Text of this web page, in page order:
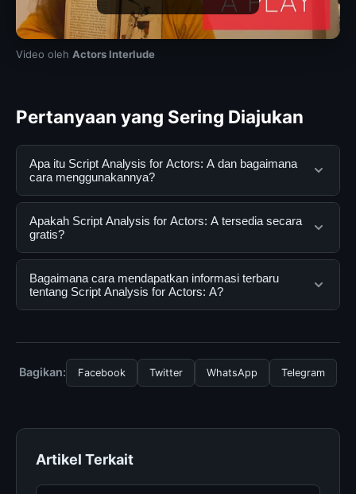
Video oleh Actors Interlude
Pertanyaan yang Sering Diajukan
Apa itu Script Analysis for Actors: A dan bagaimana
cara menggunakannya?
Script Analysis for Actors: A adalah layanan digital yang
dirancang untuk membantu pengguna mendapatkan
informasi lengkap dan terpercaya. Anda dapat
menggunakannya dengan mengunjungi situs resmi dan
mengikuti panduan yang tersedia.
Apakah Script Analysis for Actors: A tersedia secara
gratis?
Ya, Script Analysis for Actors: A dapat diakses secara
gratis oleh semua pengguna. Tidak ada biaya
tersembunyi atau langganan yang diperlukan untuk
Bagaimana cara mendapatkan informasi terbaru
tentang Script Analysis for Actors: A?
resmi kami secara berkala. Kami selalu memperbarui
konten dengan informasi terkini dan terpercaya.
Bagikan: Facebook Twitter WhatsApp Telegram
Artikel Terkait